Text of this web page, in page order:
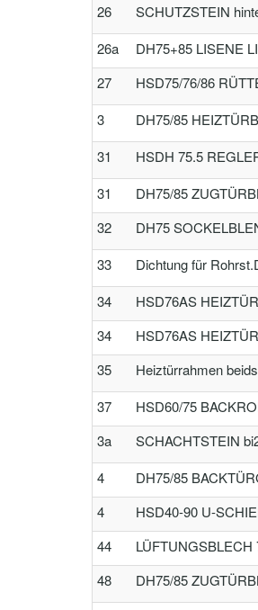
26 SCHUTZSTEIN
26a DH75+85 LISENE
27 HSD75/76/86
3 DH75/85
31 HSDH 75.5
31 DH75/85
32 DH75
33 Dichtung für
34 HSD76AS
34 HSD76AS
35 Heiztürrahmen
37 HSD60/75
3a SCHACHTSTEIN
4 DH75/85
4 HSD40-90 U-
44 LÜFTUNGSBLECH
48 DH75/85